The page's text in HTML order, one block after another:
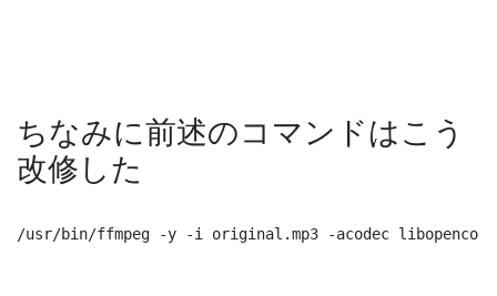
support it
要するにlibamrのライセンスは元々無料ライセンスではな